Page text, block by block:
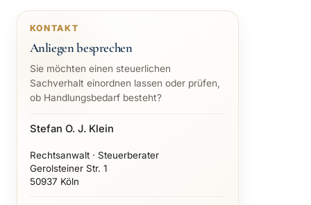
KONTAKT
Anliegen besprechen
Sie möchten einen steuerlichen
Sachverhalt einordnen lassen oder prüfen,
ob Handlungsbedarf besteht?
Stefan O. J. Klein
Rechtsanwalt · Steuerberater
Gerolsteiner Str. 1
50937 Köln